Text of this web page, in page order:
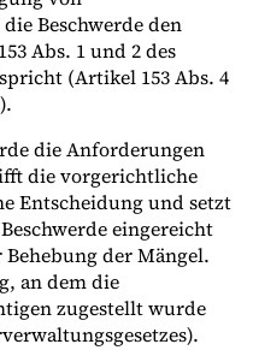
Beschwerde den
Abs. 1 und 2 des
(Artikel 153 Abs. 4
die Anforderungen
die vorgerichtliche
Entscheidung und setzt
eingereicht
der Mängel.
an dem die
zugestellt wurde